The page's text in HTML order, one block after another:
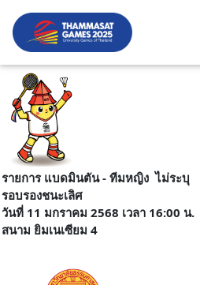
รายการ แบดมินตัน - ทีมหญิง ไม่ระบุ
รอบรองชนะเลิศ
วันที่ 11 มกราคม 2568 เวลา 16:00 น.
สนาม ยิมเนเซียม 4